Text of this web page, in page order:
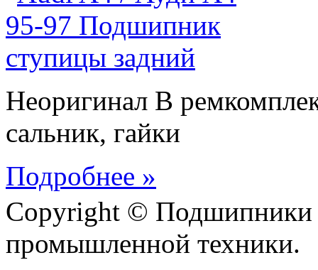
Неоригинал В
сальник, гайки
Подробнее »
Copyright © Подшипники
промышленной техники.